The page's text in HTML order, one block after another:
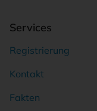
Services
Registrierung
Kontakt
Fakten